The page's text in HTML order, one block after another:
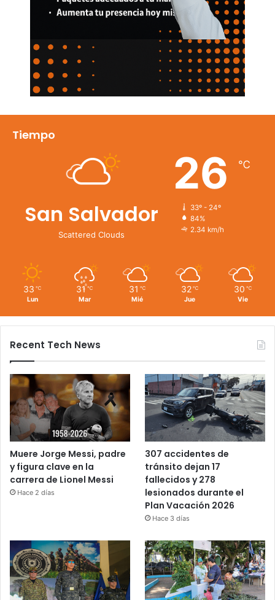
Tiempo
San Salvador
Scattered Clouds
26 ℃
33º - 24º
84%
2.34 km/h
33 ℃
Lun
31 ℃
Mar
31 ℃
Mié
32 ℃
Jue
30 ℃
Vie
Recent Tech News
Muere Jorge Messi, padre
y figura clave en la
carrera de Lionel Messi
Hace 2 días
307 accidentes de
tránsito dejan 17
fallecidos y 278
lesionados durante el
Plan Vacación 2026
Hace 3 días